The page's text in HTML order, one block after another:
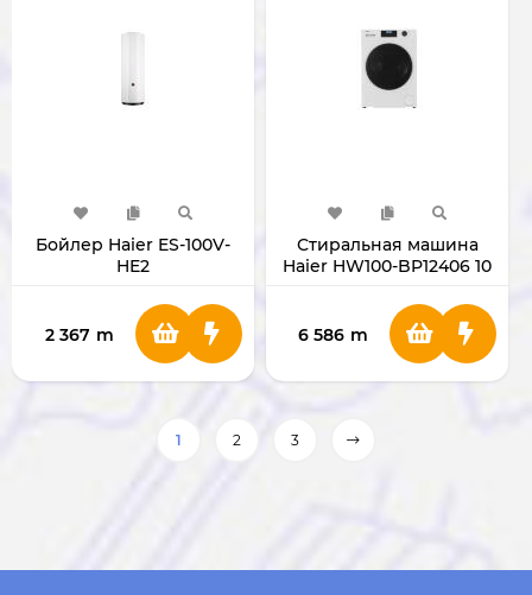
Бойлер Haier ES-100V-
HE2
2 367 m
Стиральная машина
Haier HW100-BP12406 10
6 586 m
1 2 3